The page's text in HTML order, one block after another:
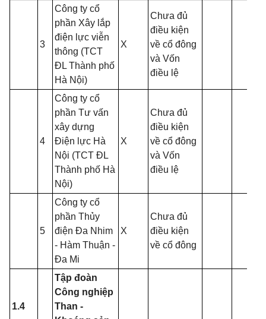
3
Công ty cổ
phần Xây lắp
điện lực viễn
thông (TCT
ĐL Thành phố
Hà Nội)
X
Chưa đủ
điều kiện
về cổ đông
và Vốn
điều lệ
4
Công ty cổ
phần Tư vấn
xây dựng
Điện lực Hà
Nội (TCT ĐL
Thành phố Hà
Nội)
X
Chưa đủ
điều kiện
về cổ đông
và Vốn
điều lệ
5
Công ty cổ
phần Thủy
điện Đa Nhim
- Hàm Thuận -
Đa Mi
X
Chưa đủ
điều kiện
về cổ đông
1.4
Tập đoàn
Công nghiệp
Than -